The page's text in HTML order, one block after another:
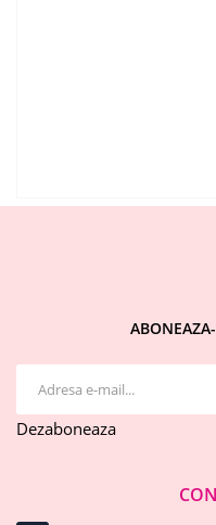
Dezaboneaza